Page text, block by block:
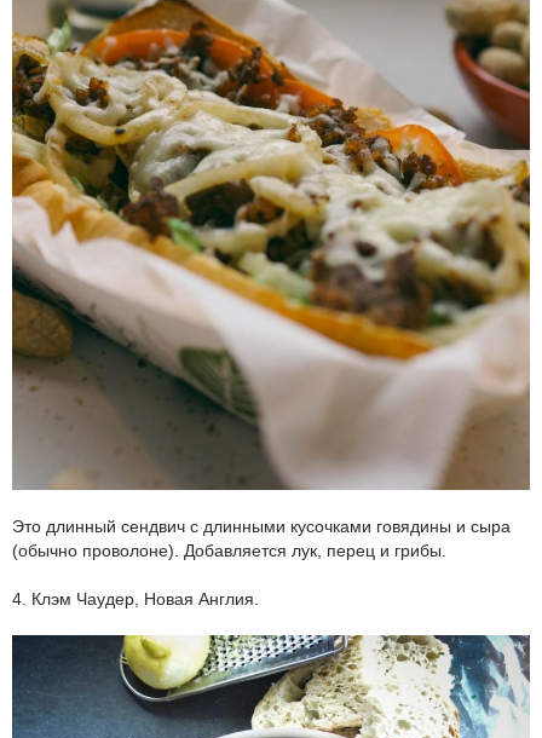
Это длинный сендвич с длинными кусочками говядины и сыра
(обычно проволоне). Добавляется лук, перец и грибы.
4. Клэм Чаудер, Новая Англия.